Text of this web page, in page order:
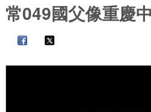
常049國父像重慶